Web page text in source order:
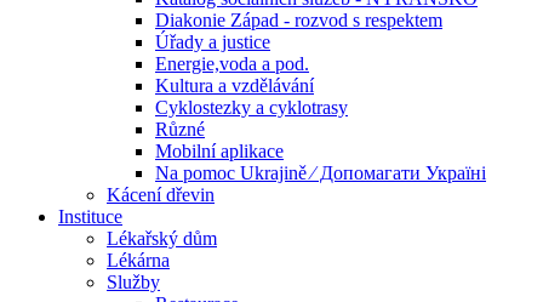
Diakonie Západ - rozvod s respektem
Úřady a justice
Energie,voda a pod.
Kultura a vzdělávání
Cyklostezky a cyklotrasy
Různé
Mobilní aplikace
Na pomoc Ukrajině ⁄ Допомагати Україні
Kácení dřevin
Instituce
Lékařský dům
Lékárna
Služby